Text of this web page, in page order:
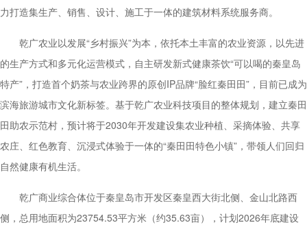
力打造集生产、销售、设计、施工于一体的建筑材料系统服务商。
乾广农业以发展“乡村振兴”为本，依托本土丰富的农业资源，以先进
的生产方式和多元化运营模式，自主研发新式健康茶饮“可以喝的秦皇岛
特产”，打造首个奶茶与农业跨界的原创IP品牌“脸红秦田田”，目前已成为
滨海旅游城市文化新标签。基于乾广农业科技项目的整体规划，建立秦田
田助农示范村，预计将于2030年开发建设集农业种植、采摘体验、共享
农庄、红色教育、沉浸式体验于一体的“秦田田特色小镇”，带领人们回归
自然健康有机生活。
乾广商业综合体位于秦皇岛市开发区秦皇西大街北侧、金山北路西
侧，总用地面积为23754.53平方米（约35.63亩），计划2026年底建设